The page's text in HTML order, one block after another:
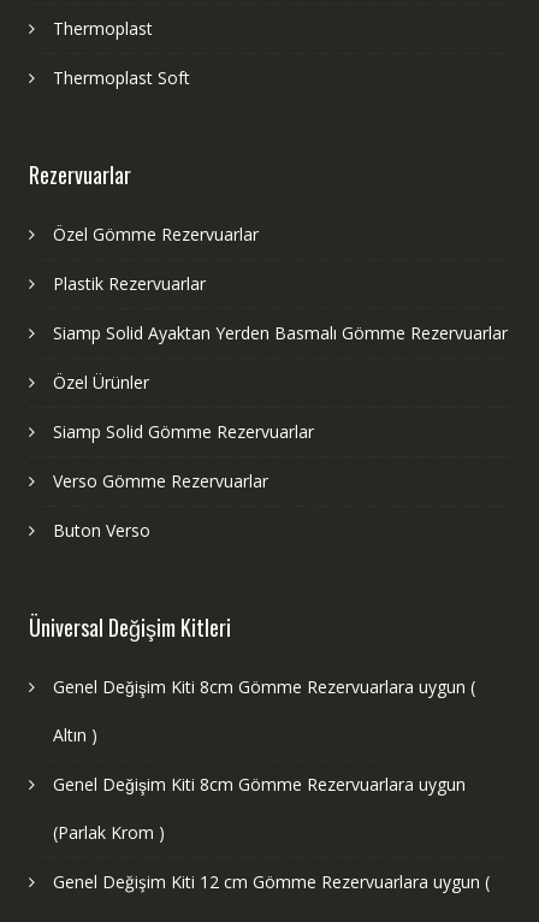
Thermoplast
Thermoplast Soft
Rezervuarlar
Özel Gömme Rezervuarlar
Plastik Rezervuarlar
Siamp Solid Ayaktan Yerden Basmalı Gömme Rezervuarlar
Özel Ürünler
Siamp Solid Gömme Rezervuarlar
Verso Gömme Rezervuarlar
Buton Verso
Üniversal Değişim Kitleri
Genel Değişim Kiti 8cm Gömme Rezervuarlara uygun (
Altın )
Genel Değişim Kiti 8cm Gömme Rezervuarlara uygun
(Parlak Krom )
Genel Değişim Kiti 12 cm Gömme Rezervuarlara uygun (